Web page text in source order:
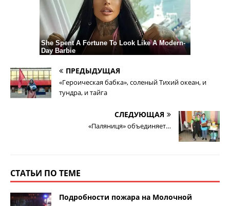
ПРЕДЫДУЩАЯ
«Героическая бабка», соленый Тихий океан, и
тундра, и тайга
СЛЕДУЮЩАЯ
«Паляниця» объединяет…
СТАТЬИ ПО ТЕМЕ
Подробности пожара на Молочной